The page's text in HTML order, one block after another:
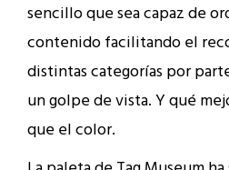
sencillo que sea capaz de
contenido facilitando el
distintas categorías por
un golpe de vista. Y qué
que el color.